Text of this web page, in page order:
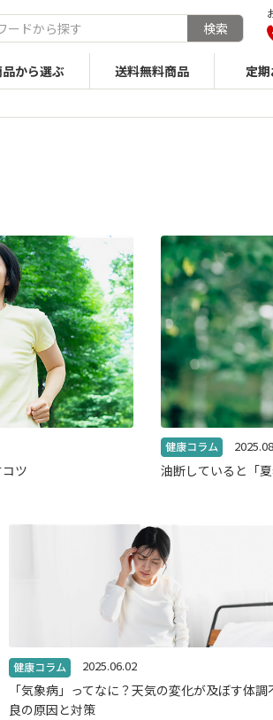
から選ぶ 送料無料商品 定
ツ 油断していると「
2025.06.02
「気象病」ってなに？天気の変化が及ぼす体調
良の原因と対策